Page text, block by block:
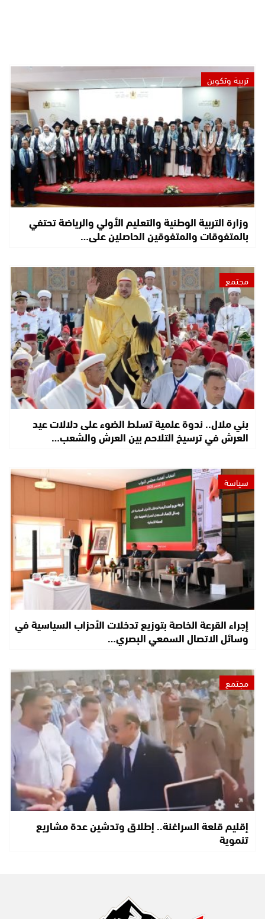
تربية وتكوين
وزارة التربية الوطنية والتعليم الأولي والرياضة تحتفي
بالمتفوقات والمتفوقين الحاصلين على…
مجتمع
بني ملال.. ندوة علمية تسلط الضوء على دلالات عيد
العرش في ترسيخ التلاحم بين العرش والشعب…
سياسة
إجراء القرعة الخاصة بتوزيع تدخلات الأحزاب السياسية في
وسائل الاتصال السمعي البصري…
مجتمع
إقليم قلعة السراغنة.. إطلاق وتدشين عدة مشاريع
تنموية